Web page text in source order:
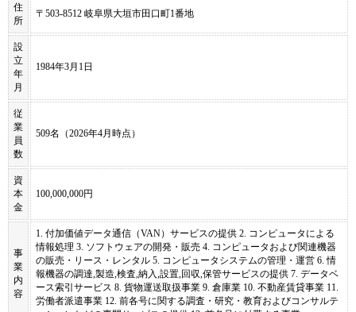
住
所
〒503-8512 岐阜県大垣市田口町1番地
設
立
年
月
1984年3月1日
従
業
員
数
509名（2026年4月時点）
資
本
金
100,000,000円
事
業
内
容
1. 付加価値データ通信（VAN）サービスの提供 2. コンピュータによる
情報処理 3. ソフトウェアの開発・販売 4. コンピュータおよび関連機器
の販売・リース・レンタル 5. コンピュータシステムの管理・運営 6. 情
報機器の調達,製造,検査,納入,設置,回収,保管サービスの提供 7. データベ
ース索引サービス 8. 貨物運送取扱事業 9. 倉庫業 10. 不動産賃貸事業 11.
労働者派遣事業 12. 前各号に関する調査・研究・教育およびコンサルテ